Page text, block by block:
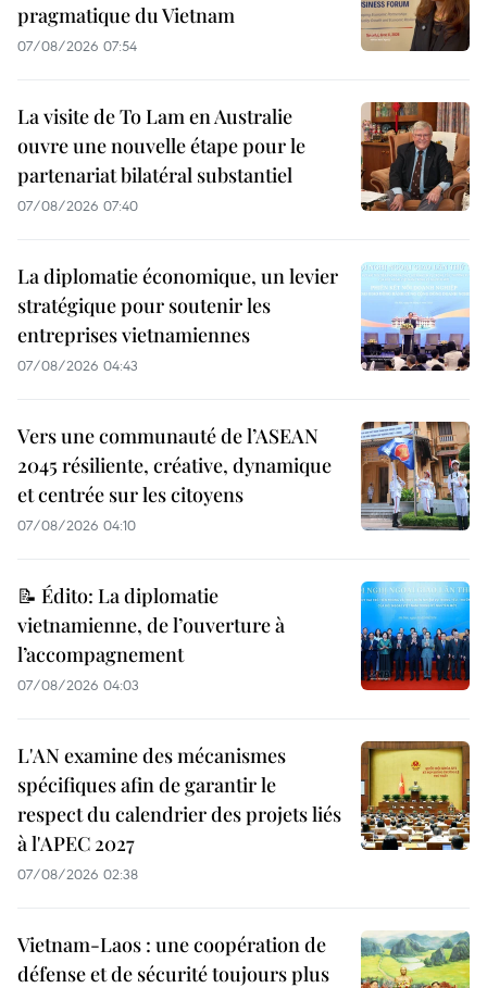
pragmatique du Vietnam
07/08/2026 07:54
La visite de To Lam en Australie
ouvre une nouvelle étape pour le
partenariat bilatéral substantiel
07/08/2026 07:40
La diplomatie économique, un levier
stratégique pour soutenir les
entreprises vietnamiennes
07/08/2026 04:43
Vers une communauté de l’ASEAN
2045 résiliente, créative, dynamique
et centrée sur les citoyens
07/08/2026 04:10
📝 Édito: La diplomatie
vietnamienne, de l’ouverture à
l’accompagnement
07/08/2026 04:03
L'AN examine des mécanismes
spécifiques afin de garantir le
respect du calendrier des projets liés
à l'APEC 2027
07/08/2026 02:38
Vietnam-Laos : une coopération de
défense et de sécurité toujours plus